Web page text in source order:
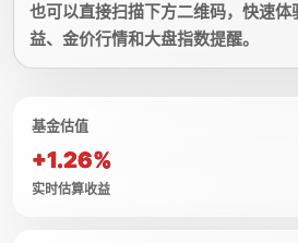
也可以直接扫描下方二维码，快速
益、金价行情和大盘指数提醒。
基金估值
+1.26%
实时估算收益